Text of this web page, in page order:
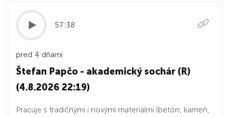
57:38
pred 4 dňami
Štefan Papčo - akademický sochár (R)
(4.8.2026 22:19)
Pracuje s tradičnými i novými materiálmi (betón, kameň,